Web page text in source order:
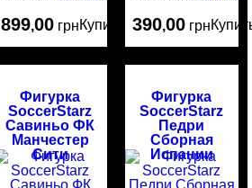
899,00 грнКупить 390,00 грн
Фигурка
SoccerStarz
Савиньо ФК
Манчестер
Сити
Фигурка
SoccerStarz
Педри
Сборная
Испании